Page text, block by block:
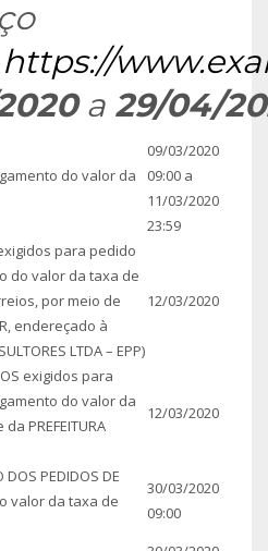
https://
a 29/04/
do valor da
09/03/2020
09:00 a
11/03/2020
23:59
para pedido
do valor da taxa de
por meio de
endereçado à
LTDA – EPP)
12/03/2020
exigidos para
do valor da
PREFEITURA
12/03/2020
PEDIDOS DE
valor da taxa de
30/03/2020
09:00